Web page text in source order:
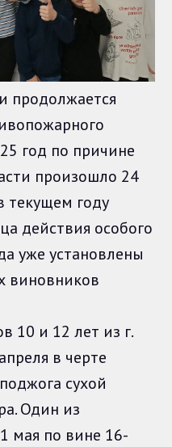
год по причине
произошло 24
текущем году
действия особого
уже установлены
виновников
и 12 лет из г.
в черте
сухой
Один из
мая по вине 16-